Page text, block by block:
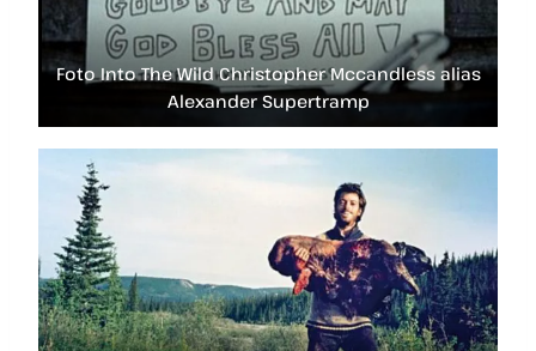
Foto Into The Wild Christopher Mccandless alias
Alexander Supertramp